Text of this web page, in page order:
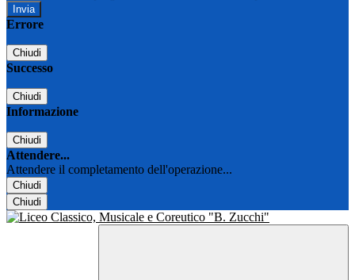
Errore
Chiudi
Successo
Chiudi
Informazione
Chiudi
Attendere...
Attendere il completamento dell'operazione...
Chiudi
Chiudi